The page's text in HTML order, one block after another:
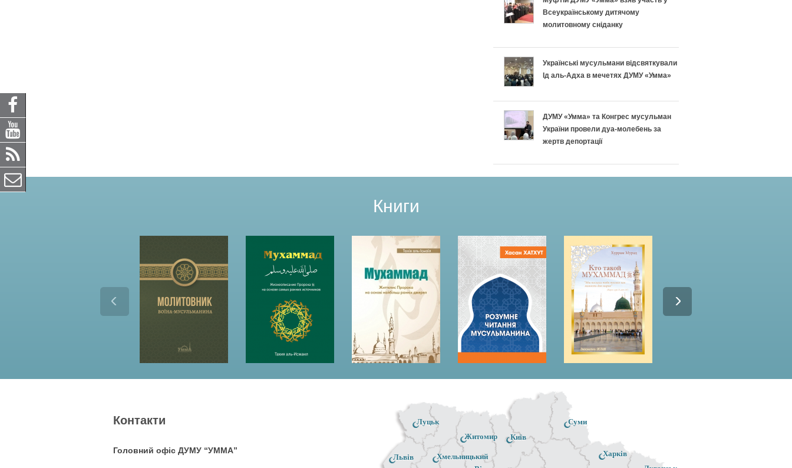
Всеукраїнському дитячому
молитовному сніданку
Українські мусульмани відсвяткували
Ід аль-Адха в мечетях ДУМУ «Умма»
ДУМУ «Умма» та Конгрес мусульман
України провели дуа-молебень за
жертв депортації
Книги
Житомир Київ
Хмельницький
Луцьк Суми
Львів Харків
Контакти
Головний офіс ДУМУ “УММА”